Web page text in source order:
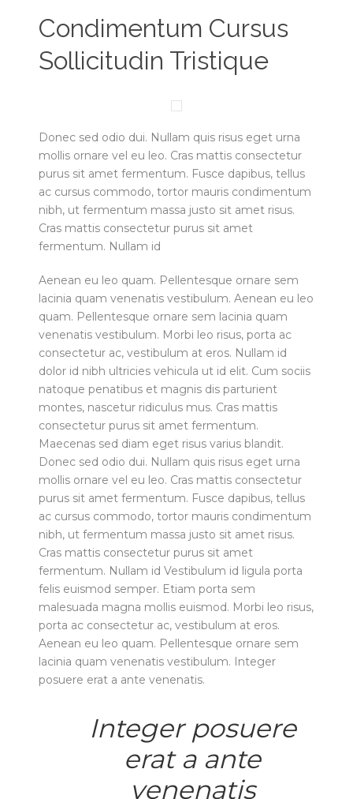
Condimentum Cursus
Sollicitudin Tristique
Donec sed odio dui. Nullam quis risus eget urna
mollis ornare vel eu leo. Cras mattis consectetur
purus sit amet fermentum. Fusce dapibus, tellus
ac cursus commodo, tortor mauris condimentum
nibh, ut fermentum massa justo sit amet risus.
Cras mattis consectetur purus sit amet
fermentum. Nullam id
Aenean eu leo quam. Pellentesque ornare sem
lacinia quam venenatis vestibulum. Aenean eu leo
quam. Pellentesque ornare sem lacinia quam
venenatis vestibulum. Morbi leo risus, porta ac
consectetur ac, vestibulum at eros. Nullam id
dolor id nibh ultricies vehicula ut id elit. Cum sociis
natoque penatibus et magnis dis parturient
montes, nascetur ridiculus mus. Cras mattis
consectetur purus sit amet fermentum.
Maecenas sed diam eget risus varius blandit.
Donec sed odio dui. Nullam quis risus eget urna
mollis ornare vel eu leo. Cras mattis consectetur
purus sit amet fermentum. Fusce dapibus, tellus
ac cursus commodo, tortor mauris condimentum
nibh, ut fermentum massa justo sit amet risus.
Cras mattis consectetur purus sit amet
fermentum. Nullam id Vestibulum id ligula porta
felis euismod semper. Etiam porta sem
malesuada magna mollis euismod. Morbi leo risus,
porta ac consectetur ac, vestibulum at eros.
Aenean eu leo quam. Pellentesque ornare sem
lacinia quam venenatis vestibulum. Integer
posuere erat a ante venenatis.
Integer posuere
erat a ante
venenatis